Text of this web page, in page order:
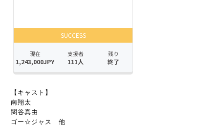
【キャスト】
南翔太
関谷真由
ゴー☆ジャス 他